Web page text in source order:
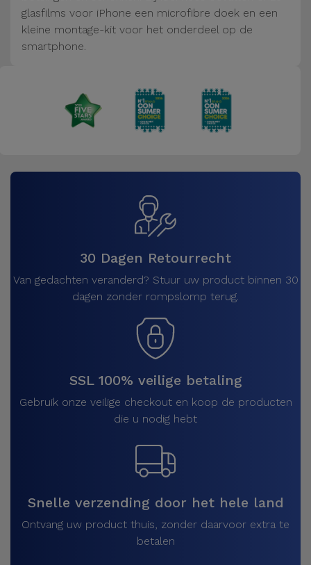
Aaccessoires
iPad en
glasfilms voor iPhone een microfibre doek en een
kleine montage-kit voor het onderdeel op de
smartphone.
30 Dagen Retourrecht
Van gedachten veranderd? Stuur uw product binnen 30
dagen zonder rompslomp terug.
SSL 100% veilige betaling
Gebruik onze veilige checkout en koop de producten
die u nodig hebt
Snelle verzending door het hele land
Ontvang uw product thuis, zonder daarvoor extra te
betalen